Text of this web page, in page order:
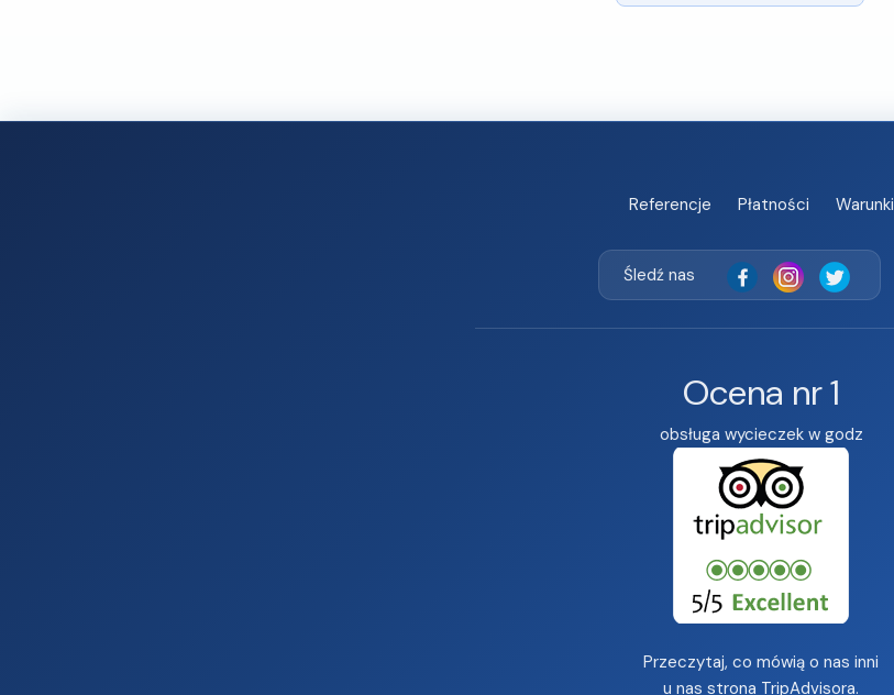
Referencje Płatności Warunki
Śledź nas
Ocena nr 1
obsługa wycieczek w godz
Przeczytaj, co mówią o nas inni
u nas strona TripAdvisora.